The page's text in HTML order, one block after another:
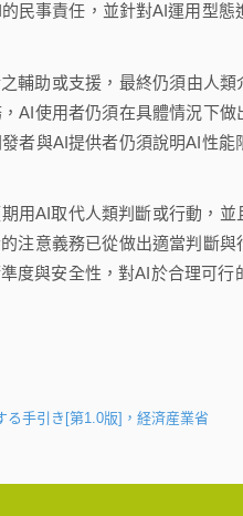
民事責任，並針對AI運用型
輔助或支援，最終仍須由人
AI使用者仍須在具體情況下
者與AI提供者仍須說明AI性
用AI取代人類判斷或行動，
注意義務已從做出適當判斷
度與安全性，對AI於合理可
手引き[第1.0版]，経済産業省